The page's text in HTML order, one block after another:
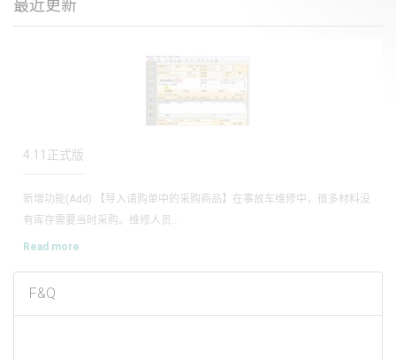
最近更新
商帅软件实现了用户在手机上通过公众号与企业手机网站进行互动查询、预
Read more
F&Q